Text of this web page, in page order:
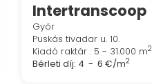
Intertranscoop
Győr
Puskás tivadar u. 10.
Kiadó raktár : 5 - 31.000 m2
Bérleti díj: 4 - 6 €/m2